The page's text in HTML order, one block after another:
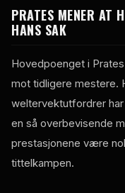
PRATES MENER AT
HANS SAK
Hovedpoenget i
mot tidligere mestere.
weltervektutfordrer
en så overbevisende
prestasjonene være
tittelkampen.